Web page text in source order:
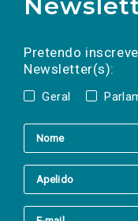
Pretendo
Newsletter(s):
Geral
a(s)
mail